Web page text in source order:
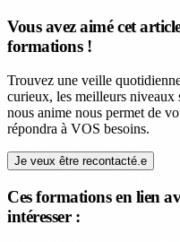
Vous avez aimé cet
formations !
Trouvez une veille
curieux, les meilleurs niveaux
nous anime nous permet de
répondra à VOS besoins.
Je veux être recontacté.e
Ces formations en lien
intéresser :